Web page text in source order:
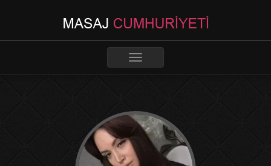
Toggle